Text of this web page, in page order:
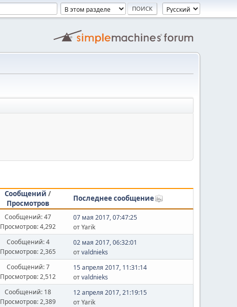
Сообщений /
Просмотров
Последнее сообщение
Сообщений: 47
Просмотров: 4,292
07 мая 2017, 07:47:25
от Yarik
Сообщений: 4
Просмотров: 2,365
02 мая 2017, 06:32:01
отvaldnieks
Сообщений: 7
Просмотров: 2,512
15 апреля 2017, 11:31:14
отvaldnieks
Сообщений: 18
Просмотров: 2,389
12 апреля 2017, 21:19:15
от Yarik